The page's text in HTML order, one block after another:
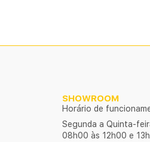
SHOWROOM
Horário de
Segunda a Quinta-
08h00 às 12h00 e